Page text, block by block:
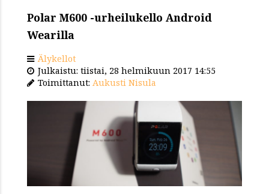
Polar M600 -urheilukello Android
Wearilla
Älykellot
Julkaistu: tiistai, 28 helmikuun 2017 14:55
Toimittanut: Aukusti Nisula